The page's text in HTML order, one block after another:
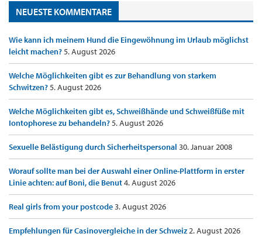
NEUESTE KOMMENTARE
Wie kann ich meinem Hund die Eingewöhnung im Urlaub möglichst
leicht machen?5. August 2026
Welche Möglichkeiten gibt es zur Behandlung von starkem
Schwitzen?5. August 2026
Welche Möglichkeiten gibt es, Schweißhände und Schweißfüße mit
Iontophorese zu behandeln?5. August 2026
Sexuelle Belästigung durch Sicherheitspersonal 30. Januar 2008
Worauf sollte man bei der Auswahl einer Online-Plattform in erster
Linie achten: auf Boni, die Benut4. August 2026
Real girls from your postcode3. August 2026
Empfehlungen für Casinovergleiche in der Schweiz2. August 2026